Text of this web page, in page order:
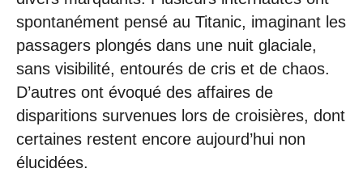
spontanément pensé au Titanic, imaginant les
passagers plongés dans une nuit glaciale,
sans visibilité, entourés de cris et de chaos.
D’autres ont évoqué des affaires de
disparitions survenues lors de croisières, dont
certaines restent encore aujourd’hui non
élucidées.